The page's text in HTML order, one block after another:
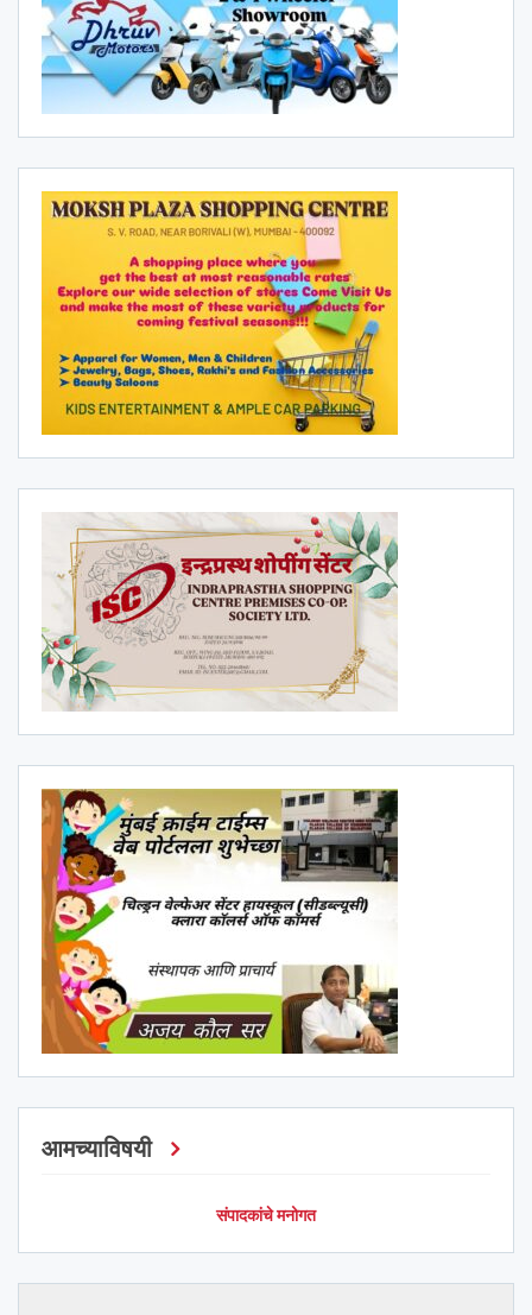
आमच्याविषयी
संपादकांचे मनोगत